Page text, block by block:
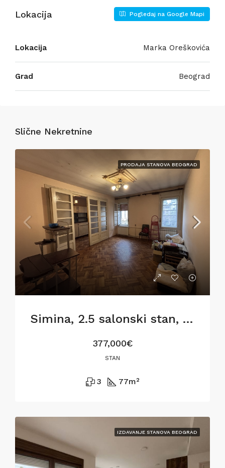
Lokacija Pogledaj na Google Mapi
Lokacija Marka Oreškovića
Grad Beograd
Slične Nekretnine
PRODAJA STANOVA BEOGRAD
Simina, 2.5 salonski stan, 77m2, za renoviranje
377,000€
STAN
3 77m²
IZDAVANJE STANOVA BEOGRAD